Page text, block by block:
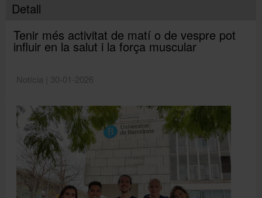
Convocatòries i ajuts
Español
Detall
Tenir més activitat de matí o de vespre pot
influir en la salut i la força muscular
Notícia | 30-01-2026